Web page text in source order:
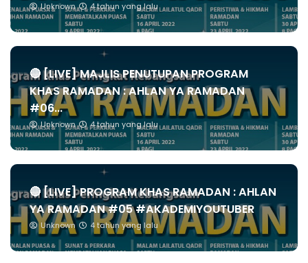
Unknown 4 tahun yang lalu
🔴 [LIVE] MAJLIS PENUTUPAN PROGRAM
KHAS RAMADAN : AHLAN YA RAMADAN
#06...
Unknown 4 tahun yang lalu
🔴 [LIVE] PROGRAM KHAS RAMADAN : AHLAN
YA RAMADAN #05 #AKADEMIYOUTUBER
Unknown 4 tahun yang lalu